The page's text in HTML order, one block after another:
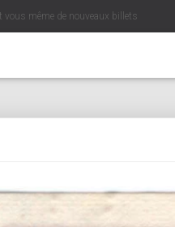
vous même de nouveaux billets